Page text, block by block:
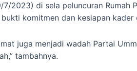
2023) di sela peluncuran Rumah
komitmen dan kesiapan
juga menjadi wadah Partai
tambahnya.